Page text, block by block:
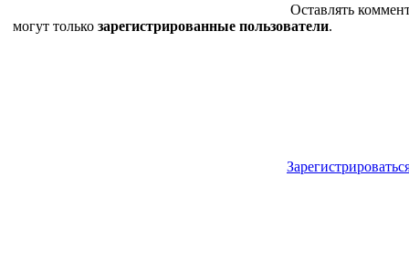
Оставлять
могут только зарегистрированные пользователи.